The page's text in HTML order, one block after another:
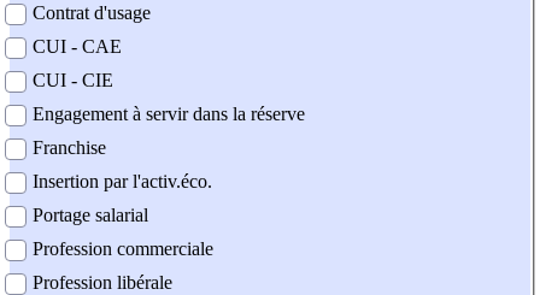
Contrat d'usage
CUI - CAE
CUI - CIE
Engagement à servir dans la réserve
Franchise
Insertion par l'activ.éco.
Portage salarial
Profession commerciale
Profession libérale